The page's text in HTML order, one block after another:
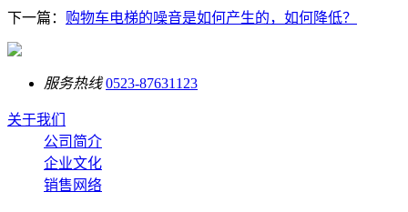
下一篇： 购物车电梯的噪音是如何产生的，如何降低？
服务热线 0523-87631123
关于我们
公司简介
企业文化
销售网络